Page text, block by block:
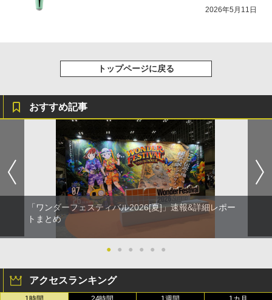
2026年5月11日
トップページに戻る
おすすめ記事
「ワンダーフェスティバル2026[夏]」速報&詳細レポー
トまとめ
● ● ● ● ● ●
アクセスランキング